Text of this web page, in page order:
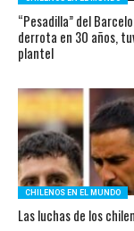
“Pesadilla” del
derrota en 30 años,
plantel
CHILENOS EN EL MUNDO
Las luchas de los